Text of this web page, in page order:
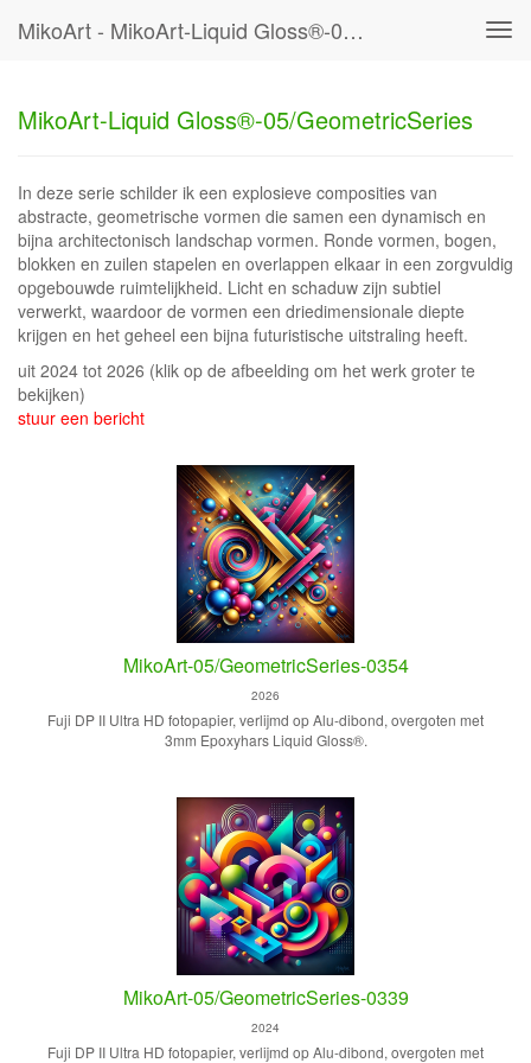
MikoArt - MikoArt-Liquid Gloss®-05/GeometricSeries
MikoArt-Liquid Gloss®-05/GeometricSeries
In deze serie schilder ik een explosieve composities van
abstracte, geometrische vormen die samen een dynamisch en
bijna architectonisch landschap vormen. Ronde vormen, bogen,
blokken en zuilen stapelen en overlappen elkaar in een zorgvuldig
opgebouwde ruimtelijkheid. Licht en schaduw zijn subtiel
verwerkt, waardoor de vormen een driedimensionale diepte
krijgen en het geheel een bijna futuristische uitstraling heeft.
uit 2024 tot 2026 (klik op de afbeelding om het werk groter te
bekijken)
stuur een bericht
MikoArt-05/GeometricSeries-0354
2026
Fuji DP II Ultra HD fotopapier, verlijmd op Alu-dibond, overgoten met
3mm Epoxyhars Liquid Gloss®.
MikoArt-05/GeometricSeries-0339
2024
Fuji DP II Ultra HD fotopapier, verlijmd op Alu-dibond, overgoten met